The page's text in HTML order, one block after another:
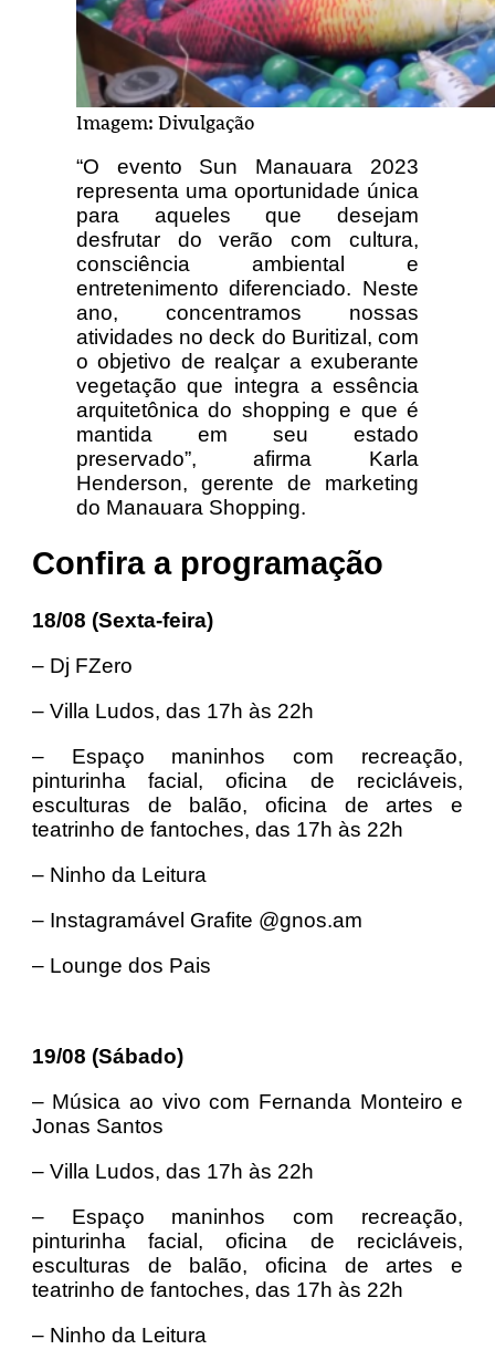
Imagem: Divulgação
“O evento Sun Manauara 2023
representa uma oportunidade única
para aqueles que desejam
desfrutar do verão com cultura,
consciência ambiental e
entretenimento diferenciado. Neste
ano, concentramos nossas
atividades no deck do Buritizal, com
o objetivo de realçar a exuberante
vegetação que integra a essência
arquitetônica do shopping e que é
mantida em seu estado
preservado”, afirma Karla
Henderson, gerente de marketing
do Manauara Shopping.
Confira a programação
18/08 (Sexta-feira)
– Dj FZero
– Villa Ludos, das 17h às 22h
– Espaço maninhos com recreação,
pinturinha facial, oficina de recicláveis,
esculturas de balão, oficina de artes e
teatrinho de fantoches, das 17h às 22h
– Ninho da Leitura
– Instagramável Grafite @gnos.am
– Lounge dos Pais
19/08 (Sábado)
– Música ao vivo com Fernanda Monteiro e
Jonas Santos
– Villa Ludos, das 17h às 22h
– Espaço maninhos com recreação,
pinturinha facial, oficina de recicláveis,
esculturas de balão, oficina de artes e
teatrinho de fantoches, das 17h às 22h
– Ninho da Leitura